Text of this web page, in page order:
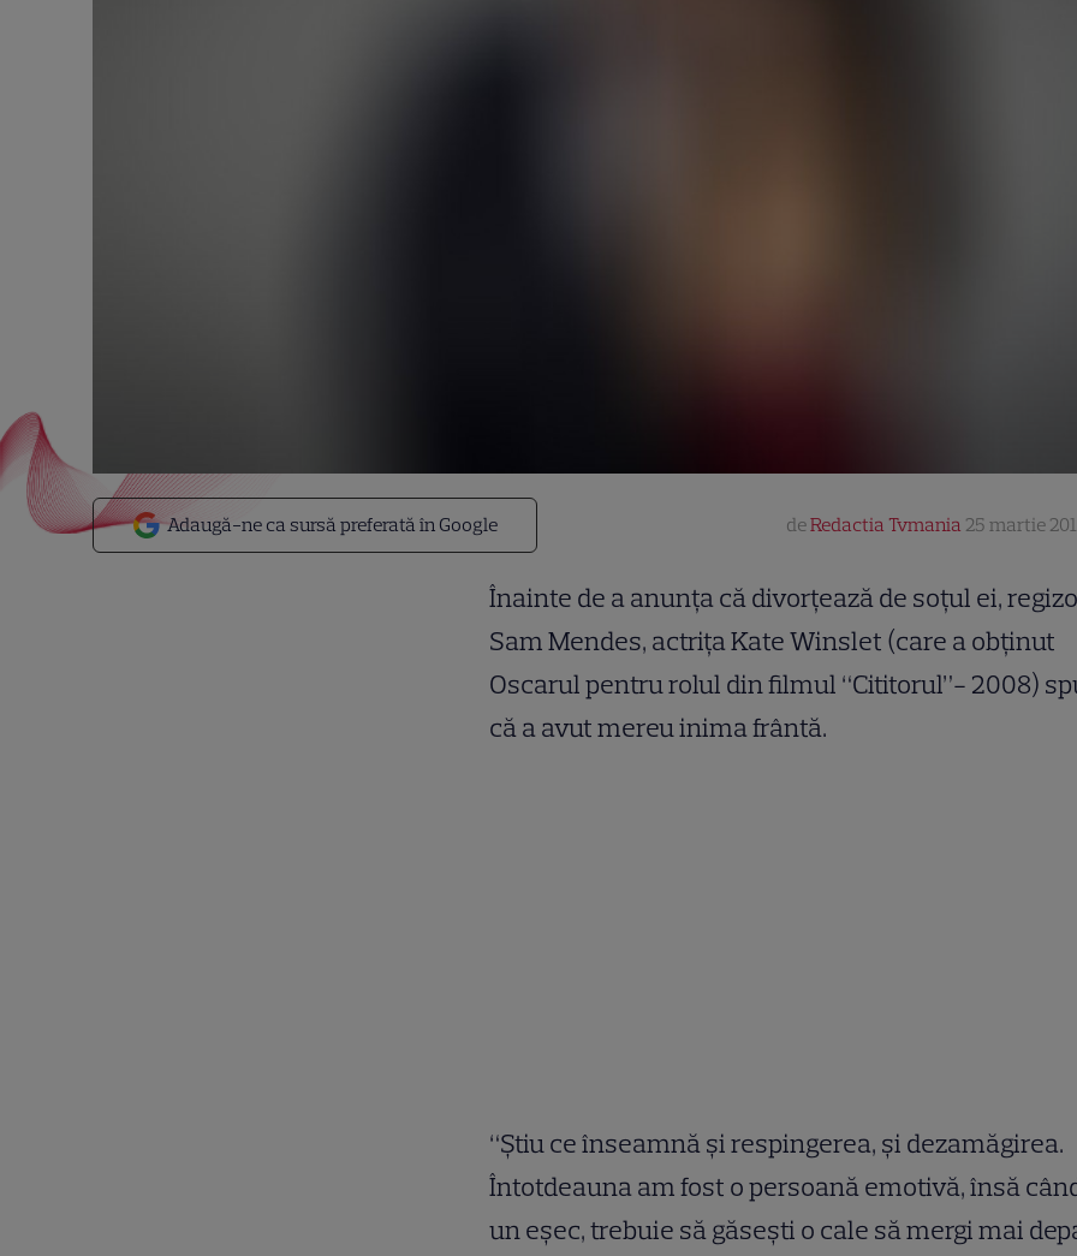
Adaugă-ne ca sursă preferată în Google deRedactia Tvmania 25 martie
Înainte de a anunţa că divorţează de soţul ei,
Sam Mendes, actriţa Kate Winslet (care a obţinut
Oscarul pentru rolul din filmul “Cititorul”- 2008)
că a avut mereu inima frântă.
“Ştiu ce înseamnă şi respingerea, şi dezamăgirea.
Întotdeauna am fost o persoană emotivă, însă
un eşec, trebuie să găseşti o cale să mergi mai